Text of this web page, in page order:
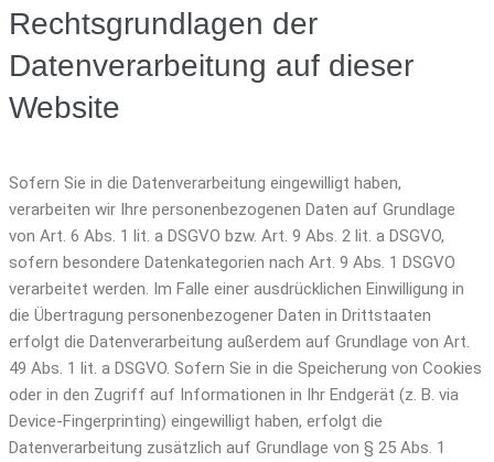
Rechtsgrundlagen der
Datenverarbeitung auf dieser
Website
Sofern Sie in die Datenverarbeitung eingewilligt haben,
verarbeiten wir Ihre personenbezogenen Daten auf Grundlage
von Art. 6 Abs. 1 lit. a DSGVO bzw. Art. 9 Abs. 2 lit. a DSGVO,
sofern besondere Datenkategorien nach Art. 9 Abs. 1 DSGVO
verarbeitet werden. Im Falle einer ausdrücklichen Einwilligung in
die Übertragung personenbezogener Daten in Drittstaaten
erfolgt die Datenverarbeitung außerdem auf Grundlage von Art.
49 Abs. 1 lit. a DSGVO. Sofern Sie in die Speicherung von Cookies
oder in den Zugriff auf Informationen in Ihr Endgerät (z. B. via
Device-Fingerprinting) eingewilligt haben, erfolgt die
Datenverarbeitung zusätzlich auf Grundlage von § 25 Abs. 1